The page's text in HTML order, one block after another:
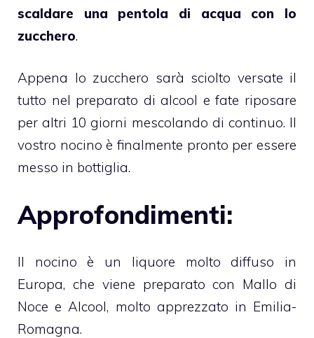
scaldare una pentola di acqua con lo
zucchero.
Appena lo zucchero sarà sciolto versate il
tutto nel preparato di alcool e fate riposare
per altri 10 giorni mescolando di continuo. Il
vostro nocino è finalmente pronto per essere
messo in bottiglia.
Approfondimenti:
Il nocino è un liquore molto diffuso in
Europa, che viene preparato con Mallo di
Noce e Alcool, molto apprezzato in Emilia-
Romagna.